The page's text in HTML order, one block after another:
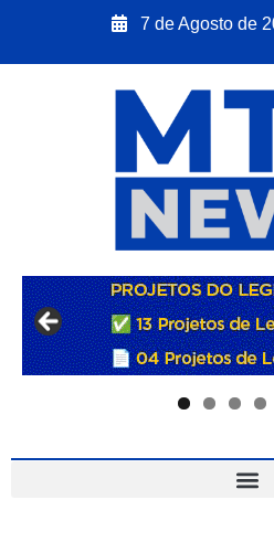
7 de Agosto de